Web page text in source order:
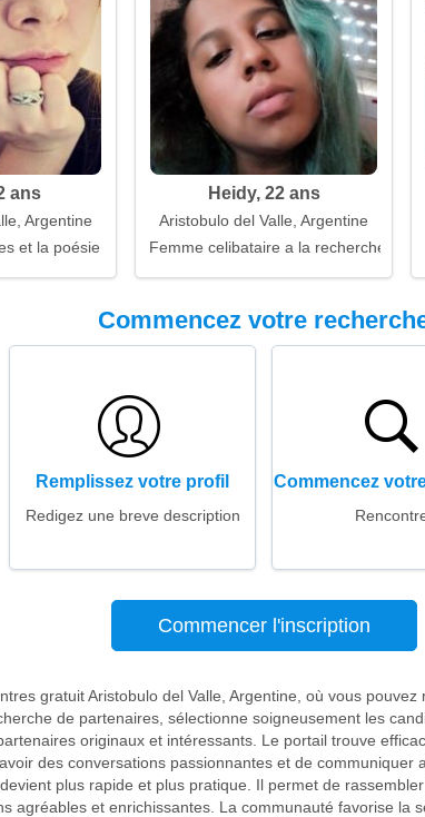
ans
Argentine
et la poésie
Heidy, 22 ans
Aristobulo del Valle, Argentine
Femme celibataire a la recherche d'un
Commencez votre
Remplissez votre profil
Redigez une breve description
Commencez
Commencer l'inscription
gratuit Aristobulo del Valle, Argentine, où vous
de partenaires, sélectionne soigneusement les
originaux et intéressants. Le portail trouve
des conversations passionnantes et de communiquer
plus rapide et plus pratique. Il permet de
agréables et enrichissantes. La communauté favorise la